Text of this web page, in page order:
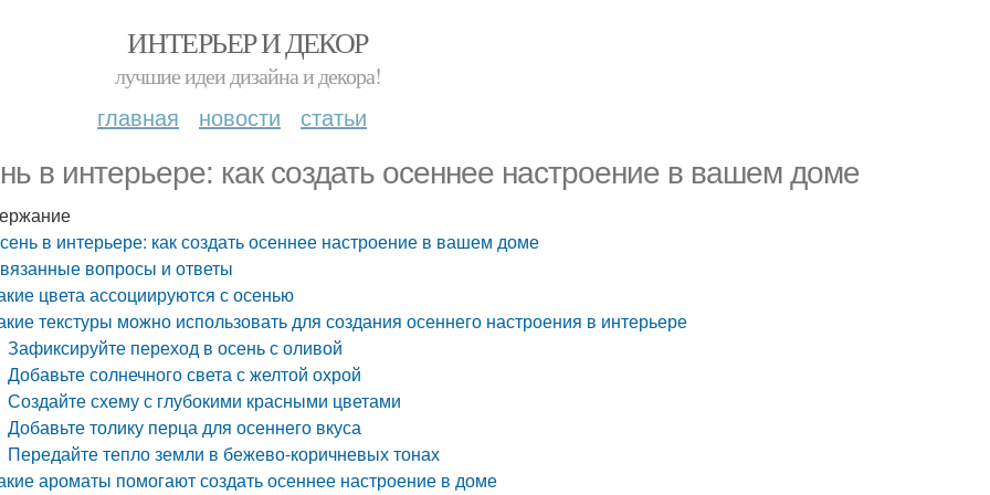
ИНТЕРЬЕР И ДЕКОР
лучшие идеи дизайна и декора!
главная новости статьи
в интерьере: как создать осеннее настроение в вашем доме
в интерьере: как создать осеннее настроение в вашем доме
вопросы и ответы
цвета ассоциируются с осенью
текстуры можно использовать для создания осеннего настроения в интерьере
Зафиксируйте переход в осень с оливой
Добавьте солнечного света с желтой охрой
Создайте схему с глубокими красными цветами
Добавьте толику перца для осеннего вкуса
Передайте тепло земли в бежево-коричневых тонах
ароматы помогают создать осеннее настроение в доме